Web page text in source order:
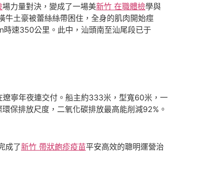
場力量對決，變成了一場美新竹 在職體檢學與
牛土豪被蕾絲絲帶困住，全身的肌肉開始痙
時速350公里。此中，汕頭南至汕尾段已于
寧年夜連交付。船主約333米，型寬60米，一
保排放尺度，二氧化碳排放最高能削減92%。
成了新竹 帶狀皰疹疫苗平安高效的聰明運營治